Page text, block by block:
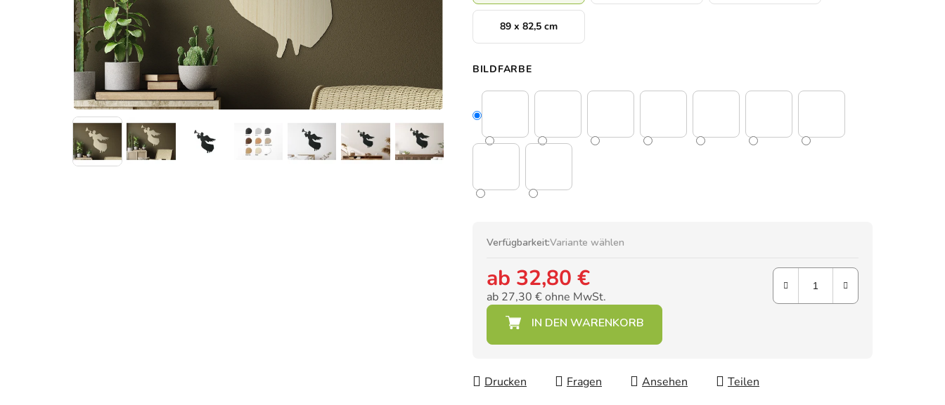
89 x 82,5 cm
BILDFARBE
Verfügbarkeit:Variante wählen
ab 32,80 €
ab 27,30 €ohne MwSt.
Verkaufspreis:
Drucken Fragen Ansehen Teilen